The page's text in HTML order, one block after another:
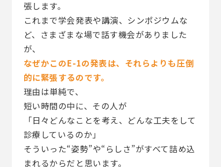
張します。
これまで学会発表や講演、シンポジウムな
ど、さまざまな場で話す機会がありました
が、
なぜかこのE-1の発表は、それらよりも圧倒
的に緊張するのです。
理由は単純で、
短い時間の中に、その人が
「日々どんなことを考え、どんな工夫をして
診療しているのか」
そういった“姿勢”や“らしさ”がすべて詰め込
まれるからだと思います。